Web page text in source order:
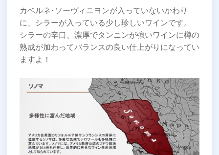
カベルネ･ソーヴィニヨンが入っていないかわり
に、シラーが入っている少し珍しいワインです。
シラーの辛口、濃厚でタンニンが強いワインに樽の
熟成が加わってバランスの良い仕上がりになってい
ますよ！